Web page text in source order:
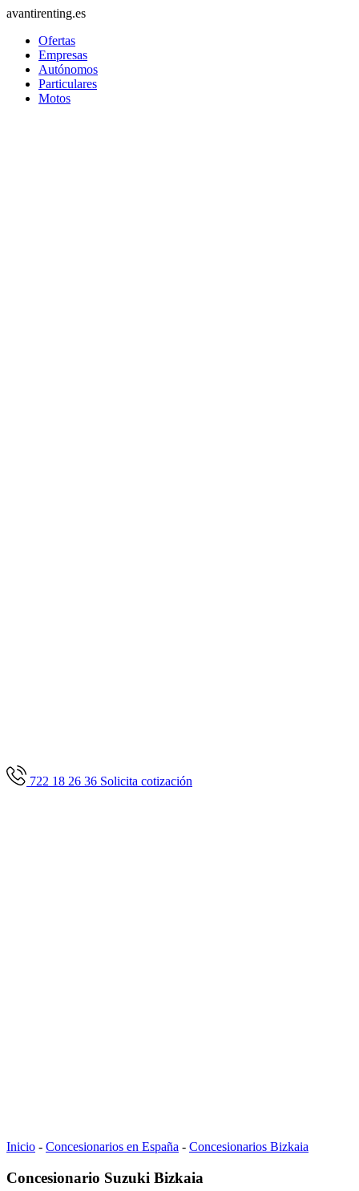
avantirenting.es
Ofertas
Empresas
Autónomos
Particulares
Motos
722 18 26 36 Solicita cotización
Inicio - Concesionarios en España - Concesionarios Bizkaia
Concesionario Suzuki Bizkaia